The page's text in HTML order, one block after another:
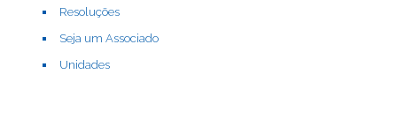
Resoluções
Seja um Associado
Unidades